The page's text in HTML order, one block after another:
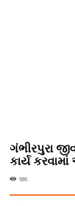
ગંભીરપુરા
કાર્ય
590